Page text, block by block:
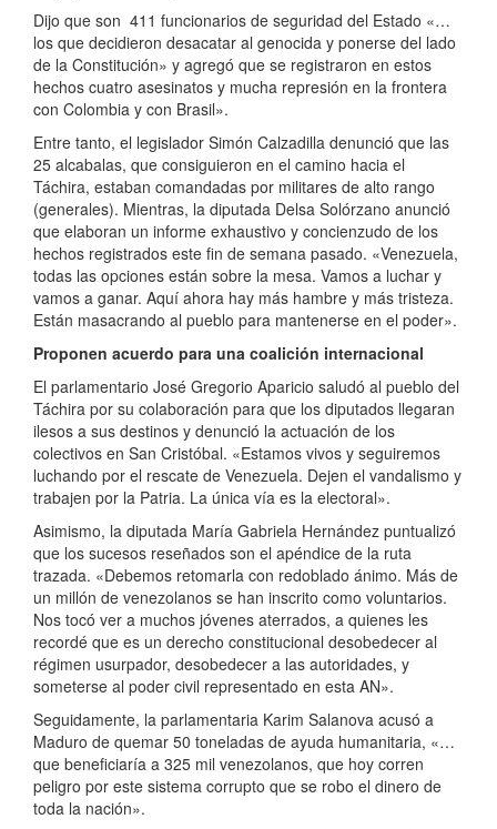
Dijo que son 411 funcionarios de seguridad del Estado «…
los que decidieron desacatar al genocida y ponerse del lado
de la Constitución» y agregó que se registraron en estos
hechos cuatro asesinatos y mucha represión en la frontera
con Colombia y con Brasil».
Entre tanto, el legislador Simón Calzadilla denunció que las
25 alcabalas, que consiguieron en el camino hacia el
Táchira, estaban comandadas por militares de alto rango
(generales). Mientras, la diputada Delsa Solórzano anunció
que elaboran un informe exhaustivo y concienzudo de los
hechos registrados este fin de semana pasado. «Venezuela,
todas las opciones están sobre la mesa. Vamos a luchar y
vamos a ganar. Aquí ahora hay más hambre y más tristeza.
Están masacrando al pueblo para mantenerse en el poder».
Proponen acuerdo para una coalición internacional
El parlamentario José Gregorio Aparicio saludó al pueblo del
Táchira por su colaboración para que los diputados llegaran
ilesos a sus destinos y denunció la actuación de los
colectivos en San Cristóbal. «Estamos vivos y seguiremos
luchando por el rescate de Venezuela. Dejen el vandalismo y
trabajen por la Patria. La única vía es la electoral».
Asimismo, la diputada María Gabriela Hernández puntualizó
que los sucesos reseñados son el apéndice de la ruta
trazada. «Debemos retomarla con redoblado ánimo. Más de
un millón de venezolanos se han inscrito como voluntarios.
Nos tocó ver a muchos jóvenes aterrados, a quienes les
recordé que es un derecho constitucional desobedecer al
régimen usurpador, desobedecer a las autoridades, y
someterse al poder civil representado en esta AN».
Seguidamente, la parlamentaria Karim Salanova acusó a
Maduro de quemar 50 toneladas de ayuda humanitaria, «…
que beneficiaría a 325 mil venezolanos, que hoy corren
peligro por este sistema corrupto que se robo el dinero de
toda la nación».